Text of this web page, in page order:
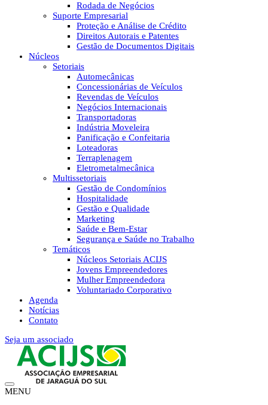
Rodada de Negócios
Suporte Empresarial
Proteção e Análise de Crédito
Direitos Autorais e Patentes
Gestão de Documentos Digitais
Núcleos
Setoriais
Automecânicas
Concessionárias de Veículos
Revendas de Veículos
Negócios Internacionais
Transportadoras
Indústria Moveleira
Panificação e Confeitaria
Loteadoras
Terraplenagem
Eletrometalmecânica
Multissetoriais
Gestão de Condomínios
Hospitalidade
Gestão e Qualidade
Marketing
Saúde e Bem-Estar
Segurança e Saúde no Trabalho
Temáticos
Núcleos Setoriais ACIJS
Jovens Empreendedores
Mulher Empreendedora
Voluntariado Corporativo
Agenda
Notícias
Contato
Seja um associado
MENU